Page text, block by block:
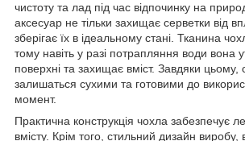
чистоту та лад під час відпочинку на
аксесуар не тільки захищає серветки від
зберігає їх в ідеальному стані. Тканина
тому навіть у разі потрапляння води вона
поверхні та захищає вміст. Завдяки цьому,
залишаться сухими та готовими до
момент.
Практична конструкція чохла забезпечує
вмісту. Крім того, стильний дизайн виробу,